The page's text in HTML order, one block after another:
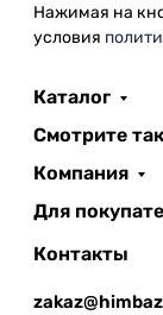
Нажимая на
условия
Каталог
Смотрите
Компания
Для
Контакты